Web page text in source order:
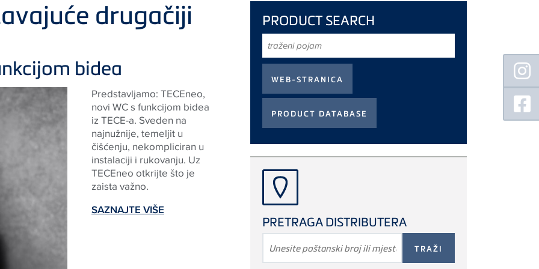
drugačiji
bidea
Predstavljamo: TECEneo,
novi WC s funkcijom bidea
iz TECE-a. Sveden na
najnužnije, temeljit u
čišćenju, nekompliciran u
instalaciji i rukovanju. Uz
TECEneo otkrijte što je
zaista važno.
SAZNAJTE VIŠE
PRODUCT SEARCH
pojam
PRETRAGA DISTRIBUTERA
TRAŽENI
POJAM
Floating